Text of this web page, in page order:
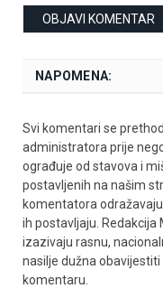
NAPOMENA:
Svi komentari se
administratora prije
ograđuje od stavova i
postavljenih na našim
komentatora
ih postavljaju.
izazivaju rasnu,
nasilje dužna
komentaru.